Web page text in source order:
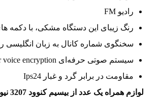
رادیو FM
رنگ زیبای این دستگاه مشکی، با دکمه
سخنگوی شماره کانال به زبان انگلیسی
سیستم صوتی حرفه‌ای Scrambler voice encryption
مقاومت در برابر گرد و غبار Ips24
لوازم همراه یک عدد از بیسیم کنوود 3207 نیوپلاس: